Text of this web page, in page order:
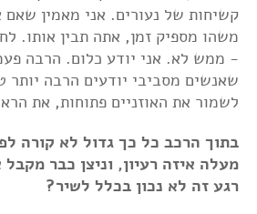
קשיחות של נעורים. אני מאמין
משהו מספיק זמן, אתה תבין אותו.
- ממש לא. אני יודע כלום. הרבה
שאנשים מסביבי יודעים הרבה יותר
לשמור את האוזניים פתוחות, את
בתוך הרכב כל כך גדול לא קורה
מעלה איזה רעיון, וניצן כבר
רגע זה לא נכון בכלל לשיר?